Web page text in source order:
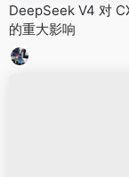
DeepSeek V4 对
的重大影响